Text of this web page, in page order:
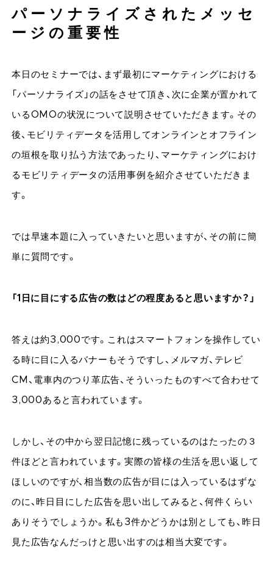
パーソナライズされたメッセ
ージの重要性
本日のセミナーでは、まず最初にマーケティングにおける
「パーソナライズ」の話をさせて頂き、次に企業が置かれて
いるOMOの状況について説明させていただきます。その
後、モビリティデータを活用してオンラインとオフライン
の垣根を取り払う方法であったり、マーケティングにおけ
るモビリティデータの活用事例を紹介させていただきま
す。
では早速本題に入っていきたいと思いますが、その前に簡
単に質問です。
「1日に目にする広告の数はどの程度あると思いますか？」
答えは約3,000です。これはスマートフォンを操作してい
る時に目に入るバナーもそうですし、メルマガ、テレビ
CM、電車内のつり革広告、そういったものすべて合わせて
3,000あると言われています。
しかし、その中から翌日記憶に残っているのはたったの３
件ほどと言われています。実際の皆様の生活を思い返して
ほしいのですが、相当数の広告が目には入っているはずな
のに、昨日目にした広告を思い出してみると、何件くらい
ありそうでしょうか。私も3件かどうかは別としても、昨日
見た広告なんだっけと思い出すのは相当大変です。